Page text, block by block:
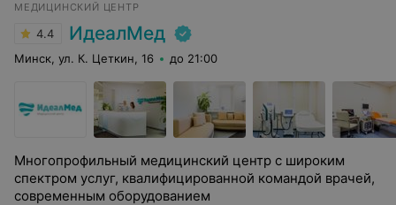
МЕДИЦИНСКИЙ ЦЕНТР
4.4 ИдеалМед
Минск, ул. К. Цеткин, 16 до 21:00
Многопрофильный медицинский центр с широким
спектром услуг, квалифицированной командой врачей,
современным оборудованием